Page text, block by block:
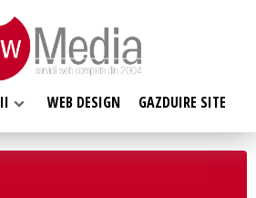
WEB DESIGN GAZDUIRE SITE